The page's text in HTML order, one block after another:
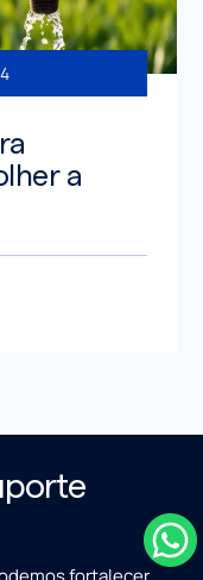
a